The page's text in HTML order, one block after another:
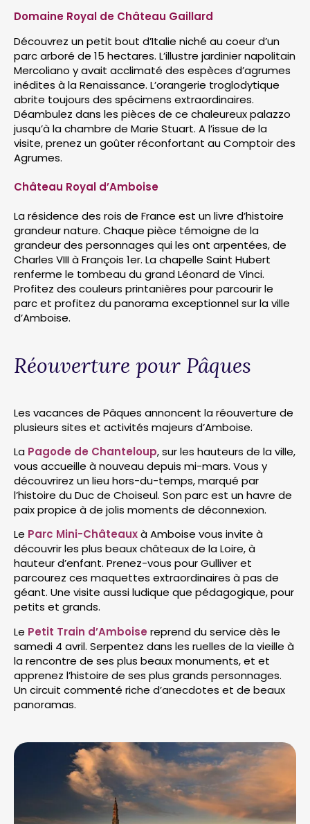
Domaine Royal de Château Gaillard
Découvrez un petit bout d’Italie niché au coeur d’un
parc arboré de 15 hectares. L’illustre jardinier napolitain
Mercoliano y avait acclimaté des espèces d’agrumes
inédites à la Renaissance. L’orangerie troglodytique
abrite toujours des spécimens extraordinaires.
Déambulez dans les pièces de ce chaleureux palazzo
jusqu’à la chambre de Marie Stuart. A l’issue de la
visite, prenez un goûter réconfortant au Comptoir des
Agrumes.
Château Royal d’Amboise
La résidence des rois de France est un livre d’histoire
grandeur nature. Chaque pièce témoigne de la
grandeur des personnages qui les ont arpentées, de
Charles VIII à François 1er. La chapelle Saint Hubert
renferme le tombeau du grand Léonard de Vinci.
Profitez des couleurs printanières pour parcourir le
parc et profitez du panorama exceptionnel sur la ville
d’Amboise.
Réouverture pour Pâques
Les vacances de Pâques annoncent la réouverture de
plusieurs sites et activités majeurs d’Amboise.
La Pagode de Chanteloup, sur les hauteurs de la ville,
vous accueille à nouveau depuis mi-mars. Vous y
découvrirez un lieu hors-du-temps, marqué par
l’histoire du Duc de Choiseul. Son parc est un havre de
paix propice à de jolis moments de déconnexion.
Le Parc Mini-Châteauxà Amboise vous invite à
découvrir les plus beaux châteaux de la Loire, à
hauteur d’enfant. Prenez-vous pour Gulliver et
parcourez ces maquettes extraordinaires à pas de
géant. Une visite aussi ludique que pédagogique, pour
petits et grands.
Le Petit Train d’Amboise reprend du service dès le
samedi 4 avril. Serpentez dans les ruelles de la vieille à
la rencontre de ses plus beaux monuments, et et
apprenez l’histoire de ses plus grands personnages.
Un circuit commenté riche d’anecdotes et de beaux
panoramas.